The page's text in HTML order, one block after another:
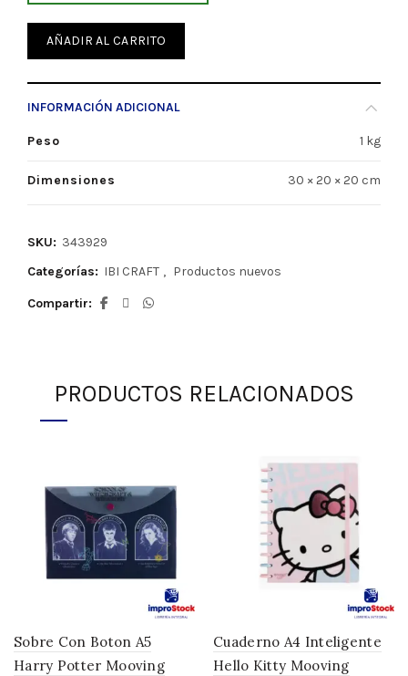
AÑADIR AL CARRITO
INFORMACIÓN ADICIONAL
Peso 1 kg
Dimensiones 30 × 20 × 20 cm
SKU: 343929
Categorías: IBI CRAFT , Productos nuevos
Compartir
PRODUCTOS RELACIONADOS
Sobre Con Boton A5
Harry Potter Mooving
Cuaderno A4 Inteligente
Hello Kitty Mooving